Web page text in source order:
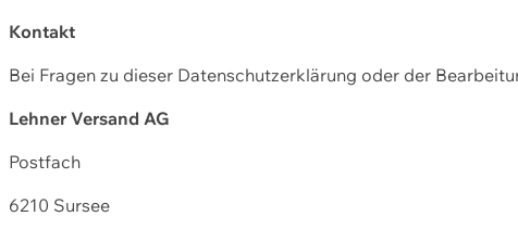
Kontakt
Bei Fragen zu dieser Datenschutzerklärung oder der
Lehner Versand AG
Postfach
6210 Sursee